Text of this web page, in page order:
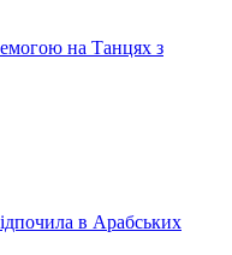
на Танцях з
в Арабських